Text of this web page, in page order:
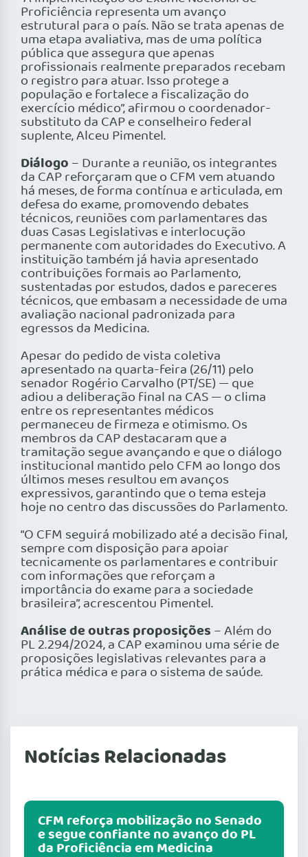
Proficiência representa um avanço
estrutural para o país. Não se trata apenas de
uma etapa avaliativa, mas de uma política
pública que assegura que apenas
profissionais realmente preparados recebam
o registro para atuar. Isso protege a
população e fortalece a fiscalização do
exercício médico”, afirmou o coordenador-
substituto da CAP e conselheiro federal
suplente, Alceu Pimentel.
Diálogo – Durante a reunião, os integrantes
da CAP reforçaram que o CFM vem atuando
há meses, de forma contínua e articulada, em
defesa do exame, promovendo debates
técnicos, reuniões com parlamentares das
duas Casas Legislativas e interlocução
permanente com autoridades do Executivo. A
instituição também já havia apresentado
contribuições formais ao Parlamento,
sustentadas por estudos, dados e pareceres
técnicos, que embasam a necessidade de uma
avaliação nacional padronizada para
egressos da Medicina.
Apesar do pedido de vista coletiva
apresentado na quarta-feira (26/11) pelo
senador Rogério Carvalho (PT/SE) — que
adiou a deliberação final na CAS — o clima
entre os representantes médicos
permaneceu de firmeza e otimismo. Os
membros da CAP destacaram que a
tramitação segue avançando e que o diálogo
institucional mantido pelo CFM ao longo dos
últimos meses resultou em avanços
expressivos, garantindo que o tema esteja
hoje no centro das discussões do Parlamento.
“O CFM seguirá mobilizado até a decisão final,
sempre com disposição para apoiar
tecnicamente os parlamentares e contribuir
com informações que reforçam a
importância do exame para a sociedade
brasileira”, acrescentou Pimentel.
Análise de outras proposições – Além do
PL 2.294/2024, a CAP examinou uma série de
proposições legislativas relevantes para a
prática médica e para o sistema de saúde.
Notícias Relacionadas
CFM reforça mobilização no Senado
e segue confiante no avanço do PL
da Proficiência em Medicina